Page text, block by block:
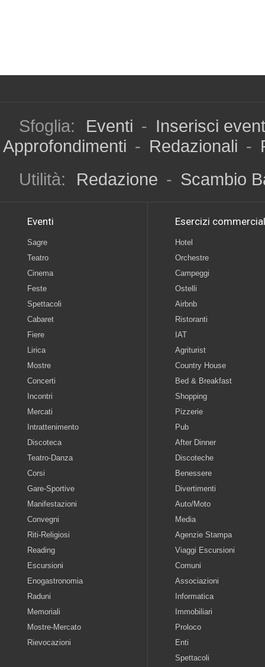
Sfoglia: Eventi - Inserisci
Approfondimenti - Redazionali -
Utilità:
Redazione - Scambio
Eventi
Sagre
Teatro
Cinema
Feste
Spettacoli
Cabaret
Fiere
Lirica
Mostre
Concerti
Incontri
Mercati
Intrattenimento
Discoteca
Teatro-Danza
Corsi
Gare-Sportive
Manifestazioni
Convegni
Riti-Religiosi
Reading
Escursioni
Enogastronomia
Raduni
Memoriali
Mostre-Mercato
Rievocazioni
Esercizi
Hotel
Orchestre
Campeggi
Ostelli
Airbnb
Ristoranti
IAT
Agriturist
Country House
Bed & Breakfast
Shopping
Pizzerie
Pub
After Dinner
Discoteche
Benessere
Divertimenti
Auto/Moto
Media
Agenzie Stampa
Viaggi Escursioni
Comuni
Associazioni
Informatica
Immobiliari
Proloco
Enti
Spettacoli